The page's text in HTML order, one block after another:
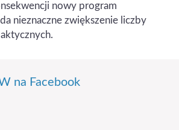
nowy program
nieznaczne zwiększenie liczby
na Facebook